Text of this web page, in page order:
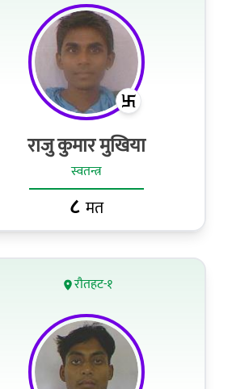
राजु कुमार मुखिया
स्वतन्त्र
८ मत
रौतहट-१